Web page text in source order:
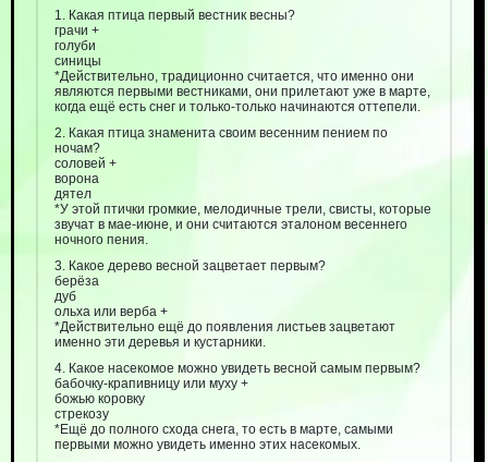
1. Какая птица первый вестник весны?
грачи +
голуби
синицы
*Действительно, традиционно считается, что именно они
являются первыми вестниками, они прилетают уже в марте,
когда ещё есть снег и только-только начинаются оттепели.
2. Какая птица знаменита своим весенним пением по
ночам?
соловей +
ворона
дятел
*У этой птички громкие, мелодичные трели, свисты, которые
звучат в мае-июне, и они считаются эталоном весеннего
ночного пения.
3. Какое дерево весной зацветает первым?
берёза
дуб
ольха или верба +
*Действительно ещё до появления листьев зацветают
именно эти деревья и кустарники.
4. Какое насекомое можно увидеть весной самым первым?
бабочку-крапивницу или муху +
божью коровку
стрекозу
*Ещё до полного схода снега, то есть в марте, самыми
первыми можно увидеть именно этих насекомых.